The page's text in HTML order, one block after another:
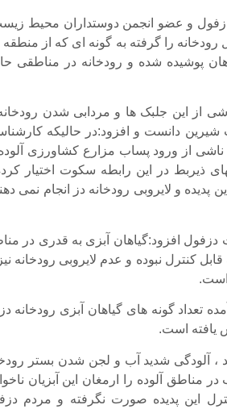
و عضو انجمن دوستداران محیط
را گرفته به گونه ای که از
پوشیده شده و رودخانه در مناطقی
از این جلبک ها و مردابی شدن رودخانه
دانست و افزود:در حالیکه
ناشی از ورود پساب مزارع کشاورزی
ذیربط در این رابطه سکوت اختیار
و لایروبی رودخانه دز انجام نمی
افزود:گیاهان آبزی به قدری در
کنترل نبوده و عدم لایروبی رودخانه
گونه های گیاهان آبزی رودخانه دز
، آلودگی شدید آب و لجن شدن بستر
آلوده را ارمغان این آبزیان
این پدیده صورت نگرفته و مردم